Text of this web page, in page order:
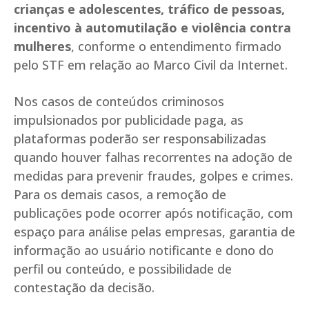
crianças e adolescentes, tráfico de pessoas,
incentivo à automutilação e violência contra
mulheres, conforme o entendimento firmado
pelo STF em relação ao Marco Civil da Internet.
Nos casos de conteúdos criminosos
impulsionados por publicidade paga, as
plataformas poderão ser responsabilizadas
quando houver falhas recorrentes na adoção de
medidas para prevenir fraudes, golpes e crimes.
Para os demais casos, a remoção de
publicações pode ocorrer após notificação, com
espaço para análise pelas empresas, garantia de
informação ao usuário notificante e dono do
perfil ou conteúdo, e possibilidade de
contestação da decisão.